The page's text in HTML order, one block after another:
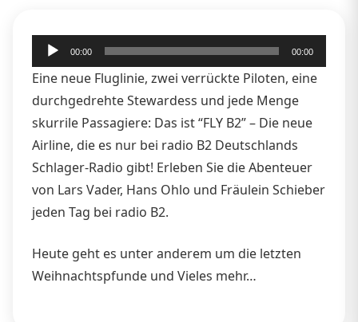
Audio-
Player
00:00 00:00
Eine neue Fluglinie, zwei verrückte Piloten, eine
durchgedrehte Stewardess und jede Menge
skurrile Passagiere: Das ist “FLY B2” – Die neue
Airline, die es nur bei radio B2 Deutschlands
Schlager-Radio gibt! Erleben Sie die Abenteuer
von Lars Vader, Hans Ohlo und Fräulein Schieber
jeden Tag bei radio B2.
Heute geht es unter anderem um die letzten
Weihnachtspfunde und Vieles mehr…